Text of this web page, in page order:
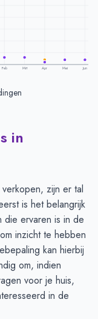
Feb Mrt Apr Mei Jun
- Eckelrade
in
zijn er tal
is het belangrijk
die ervaren is in de
inzicht te hebben
kan hierbij
om, indien
voor je huis,
in de